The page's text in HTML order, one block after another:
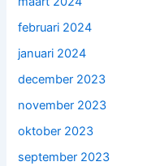
februari 2024
januari 2024
december 2023
november 2023
oktober 2023
september 2023